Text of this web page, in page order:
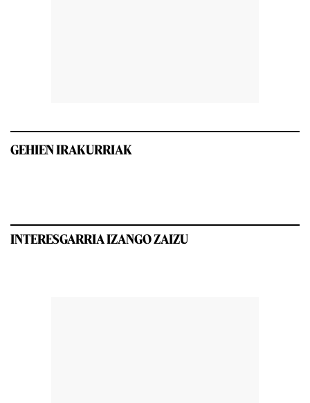
GEHIEN IRAKURRIAK
INTERESGARRIA IZANGO ZAIZU